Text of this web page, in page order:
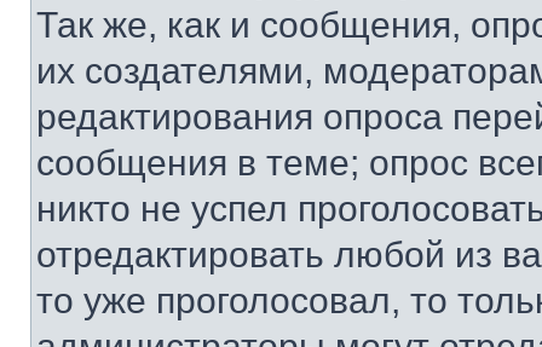
Так же, как и сообщения,
их создателями,
редактирования опроса
сообщения в теме; опрос
никто не успел
отредактировать любой из
то уже проголосовал, то